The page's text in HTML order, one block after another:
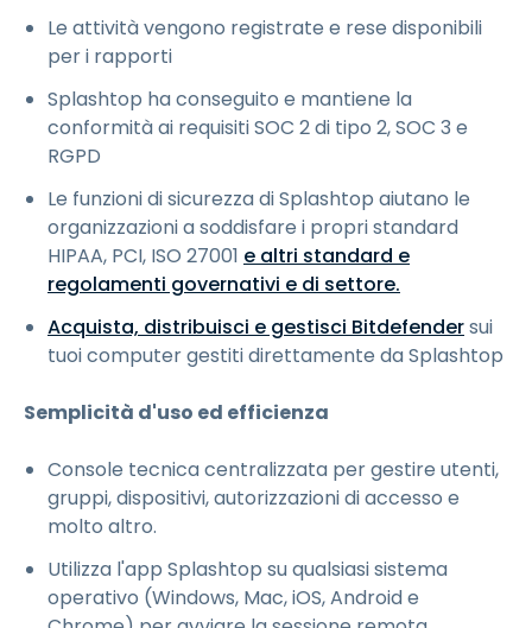
Le attività vengono registrate e rese disponibili
per i rapporti
Splashtop ha conseguito e mantiene la
conformità ai requisiti SOC 2 di tipo 2, SOC 3 e
RGPD
Le funzioni di sicurezza di Splashtop aiutano le
organizzazioni a soddisfare i propri standard
HIPAA, PCI, ISO 27001 e altri standard e
regolamenti governativi e di settore.
Acquista, distribuisci e gestisci Bitdefendersui
tuoi computer gestiti direttamente da Splashtop
Semplicità d'uso ed efficienza
Console tecnica centralizzata per gestire utenti,
gruppi, dispositivi, autorizzazioni di accesso e
molto altro.
Utilizza l'app Splashtop su qualsiasi sistema
operativo (Windows, Mac, iOS, Android e